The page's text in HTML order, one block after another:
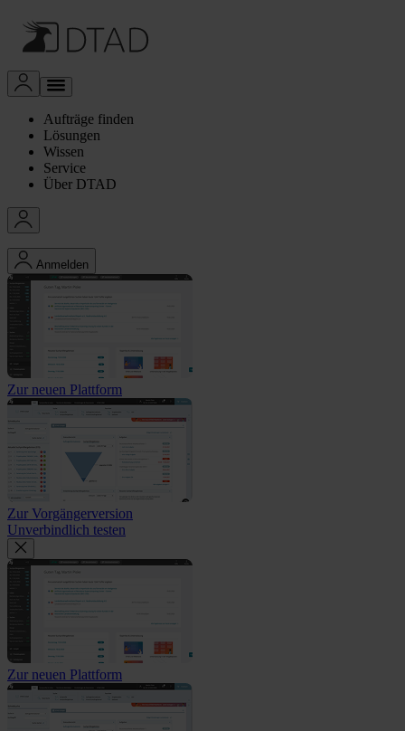
Aufträge finden
Lösungen
Wissen
Service
Über DTAD
Anmelden
Zur neuen Plattform
Zur Vorgängerversion
Unverbindlich testen
Zur neuen Plattform